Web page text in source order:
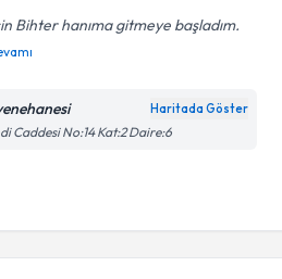
Bihter hanıma gitmeye başladım.
Haritada Göster
Caddesi No:14 Kat:2 Daire:6